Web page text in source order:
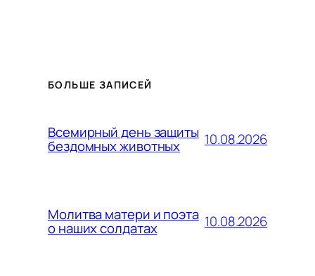
БОЛЬШЕ ЗАПИСЕЙ
Всемирный день защиты
бездомных животных 10.08.2026
Молитва матери и поэта
о наших солдатах 10.08.2026